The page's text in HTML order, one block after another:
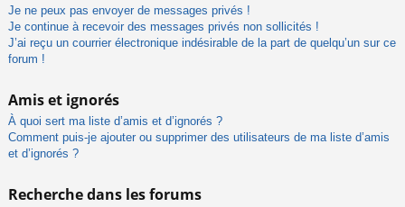
Je ne peux pas envoyer de messages privés !
Je continue à recevoir des messages privés non sollicités !
J’ai reçu un courrier électronique indésirable de la part de quelqu’un sur ce
forum !
Amis et ignorés
À quoi sert ma liste d’amis et d’ignorés ?
Comment puis-je ajouter ou supprimer des utilisateurs de ma liste d’amis
et d’ignorés ?
Recherche dans les forums